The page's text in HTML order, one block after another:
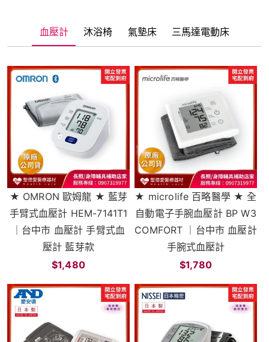
血壓計 沐浴椅 氣墊床 三馬達電動床
★ OMRON 歐姆龍 ★ 藍芽
手臂式血壓計 HEM-7141T1
｜台中市 血壓計 手臂式血
壓計 藍芽款
$1,480
★ microlife 百略醫學 ★ 全
自動電子手腕血壓計 BP W3
COMFORT ｜台中市 血壓計
手腕式血壓計
$1,780